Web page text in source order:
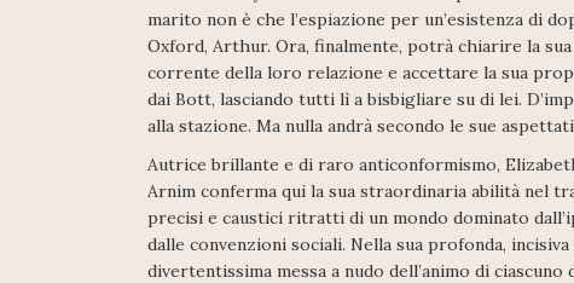
marito non è che l’espiazione per un’esistenza di
Oxford, Arthur. Ora, finalmente, potrà chiarire la
corrente della loro relazione e accettare la sua
dai Bott, lasciando tutti lì a bisbigliare su di lei.
alla stazione. Ma nulla andrà secondo le sue
Autrice brillante e di raro anticonformismo,
Arnim conferma qui la sua straordinaria abilità nel
precisi e caustici ritratti di un mondo dominato
dalle convenzioni sociali. Nella sua profonda, incisiva
divertentissima messa a nudo dell’animo di ciascuno